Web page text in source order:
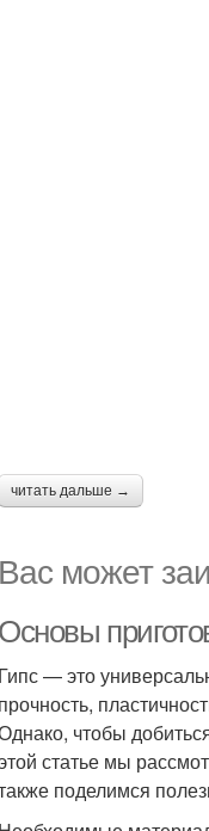
читать дальше →
Вас может
Основы
Гипс — это
прочность,
чтобы
статье мы
поделимся